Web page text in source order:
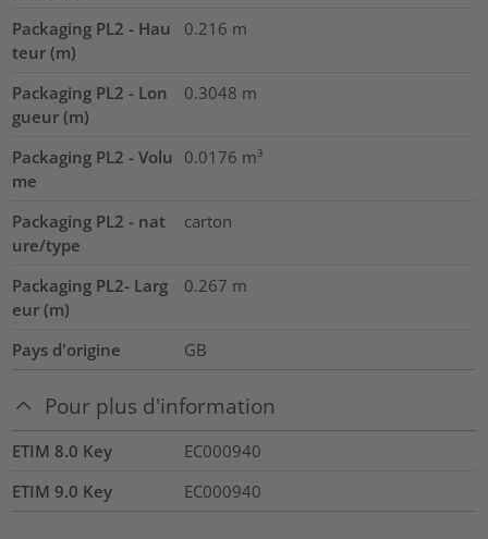
Packaging PL2 - Hau
teur (m)
0.216 m
Packaging PL2 - Lon
gueur (m)
0.3048 m
Packaging PL2 - Volu
me
0.0176 m³
Packaging PL2 - nat
ure/type
carton
Packaging PL2- Larg
eur (m)
0.267 m
Pays d'origine GB
Pour plus d'information
ETIM 8.0 Key
EC000940
ETIM 9.0 Key
EC000940